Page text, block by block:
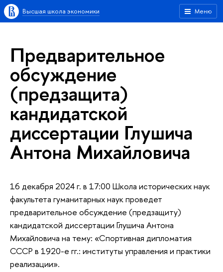
Меню
Высшая школа экономики
Предварительное
обсуждение
(предзащита)
кандидатской
диссертации Глушича
Антона Михайловича
16 декабря 2024 г. в 17:00 Школа исторических наук
факультета гуманитарных наук проведет
предварительное обсуждение (предзащиту)
кандидатской диссертации Глушича Антона
Михайловича на тему: «Спортивная дипломатия
СССР в 1920-е гг.: институты управления и практики
реализации».